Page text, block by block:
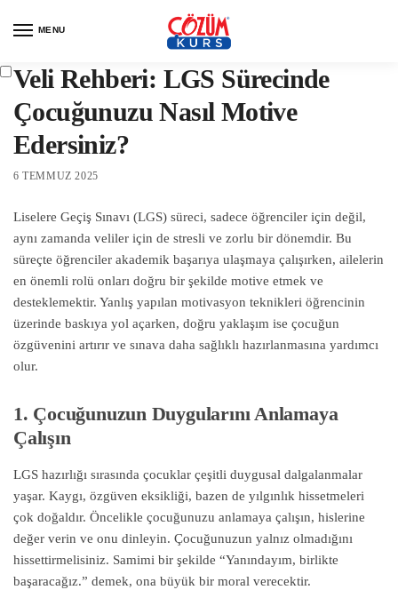
MENU
Veli Rehberi: LGS Sürecinde
Çocuğunuzu Nasıl Motive
Edersiniz?
6 TEMMUZ 2025
Liselere Geçiş Sınavı (LGS) süreci, sadece öğrenciler için değil,
aynı zamanda veliler için de stresli ve zorlu bir dönemdir. Bu
süreçte öğrenciler akademik başarıya ulaşmaya çalışırken, ailelerin
en önemli rolü onları doğru bir şekilde motive etmek ve
desteklemektir. Yanlış yapılan motivasyon teknikleri öğrencinin
üzerinde baskıya yol açarken, doğru yaklaşım ise çocuğun
özgüvenini artırır ve sınava daha sağlıklı hazırlanmasına yardımcı
olur.
1. Çocuğunuzun Duygularını Anlamaya
Çalışın
LGS hazırlığı sırasında çocuklar çeşitli duygusal dalgalanmalar
yaşar. Kaygı, özgüven eksikliği, bazen de yılgınlık hissetmeleri
çok doğaldır. Öncelikle çocuğunuzu anlamaya çalışın, hislerine
değer verin ve onu dinleyin. Çocuğunuzun yalnız olmadığını
hissettirmelisiniz. Samimi bir şekilde “Yanındayım, birlikte
başaracağız.” demek, ona büyük bir moral verecektir.